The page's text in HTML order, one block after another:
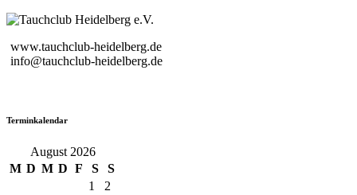
www.tauchclub-heidelberg.de
info@tauchclub-heidelberg.de
Terminkalendar
August 2026
M D M D F S
S
1
2